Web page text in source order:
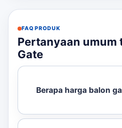
FAQ PRODUK
Pertanyaan umum
Gate
Berapa harga balon